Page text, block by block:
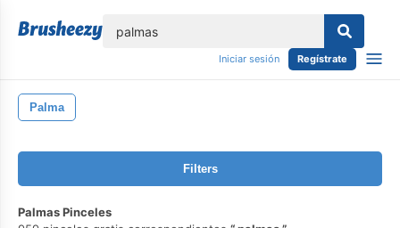
Iniciar sesión Regístrate
Palma
Filters
Palmas Pinceles